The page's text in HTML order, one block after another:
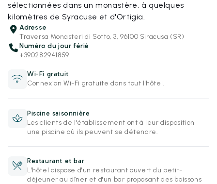
sélectionnées dans un monastère, à quelques
kilomètres de Syracuse et d'Ortigia.
Adresse
Traversa Monasteri di Sotto, 3, 96100 Siracusa (SR)
Numéro du jour férié
+390282941859
Wi-Fi gratuit
Connexion Wi-Fi gratuite dans tout l'hôtel.
Piscine saisonnière
Les clients de l'établissement ont à leur disposition
une piscine où ils peuvent se détendre.
Restaurant et bar
L'hôtel dispose d'un restaurant ouvert du petit-
déjeuner au dîner et d'un bar proposant des boissons